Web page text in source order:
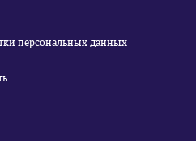
персональных данных